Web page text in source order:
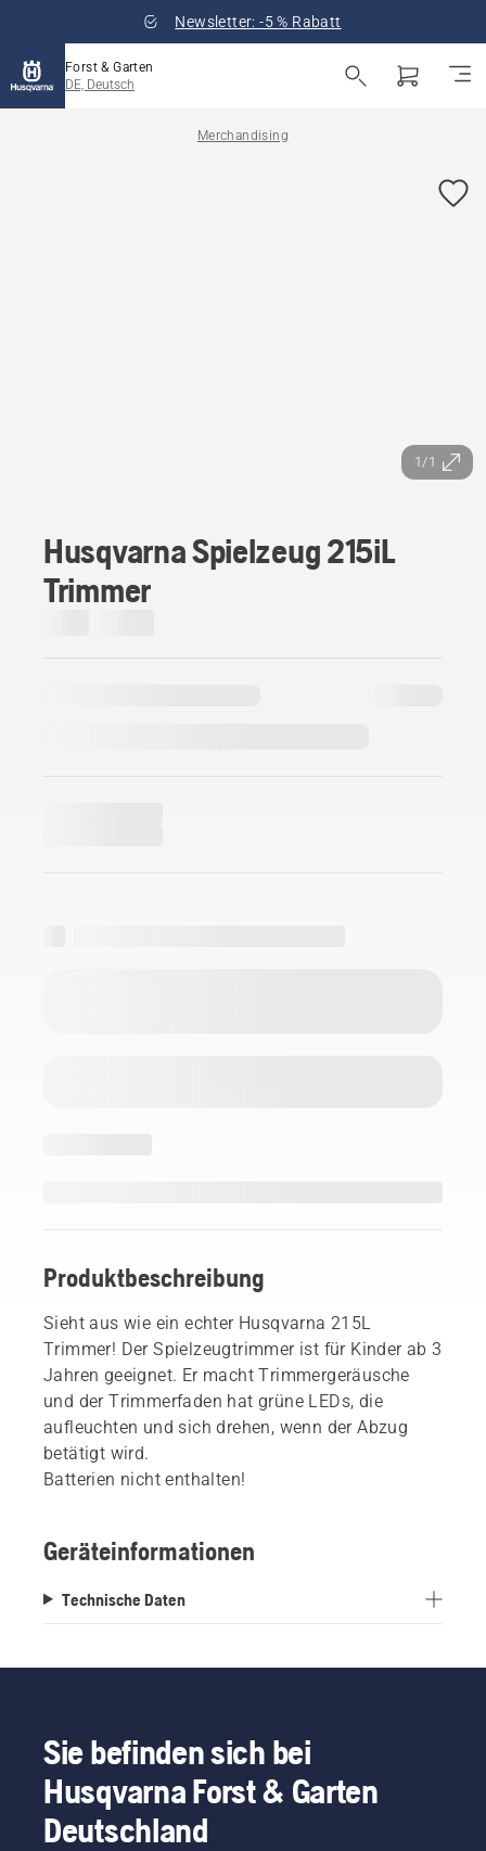
Newsletter: -5 % Rabatt
Forst & Garten
DE, Deutsch
Merchandising
1/1
Husqvarna Spielzeug 215iL
Trimmer
Produktbeschreibung
Sieht aus wie ein echter Husqvarna 215L
Trimmer! Der Spielzeugtrimmer ist für Kinder ab 3
Jahren geeignet. Er macht Trimmergeräusche
und der Trimmerfaden hat grüne LEDs, die
aufleuchten und sich drehen, wenn der Abzug
betätigt wird.
Batterien nicht enthalten!
Geräteinformationen
Technische Daten
Sie befinden sich bei
Husqvarna Forst & Garten
Deutschland